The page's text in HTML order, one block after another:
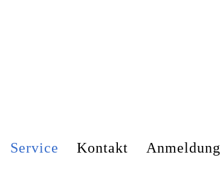
Service Kontakt Anmeldung